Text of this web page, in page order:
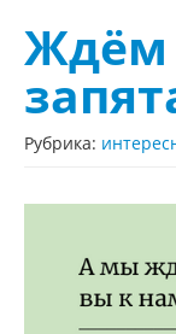
Ждём
Рубрика: